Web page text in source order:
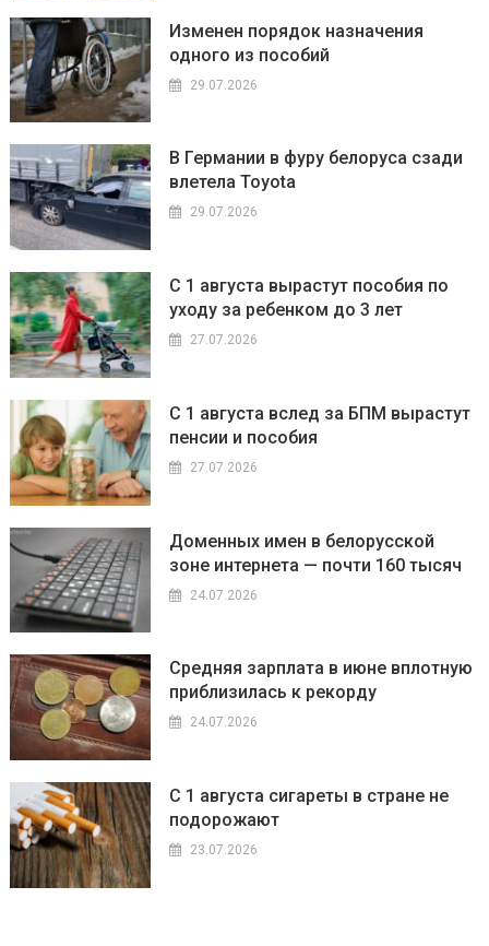
Изменен порядок назначения
одного из пособий
29.07.2026
В Германии в фуру белоруса сзади
влетела Toyota
29.07.2026
С 1 августа вырастут пособия по
уходу за ребенком до 3 лет
27.07.2026
С 1 августа вслед за БПМ вырастут
пенсии и пособия
27.07.2026
Доменных имен в белорусской
зоне интернета — почти 160 тысяч
24.07.2026
Средняя зарплата в июне вплотную
приблизилась к рекорду
24.07.2026
С 1 августа сигареты в стране не
подорожают
23.07.2026